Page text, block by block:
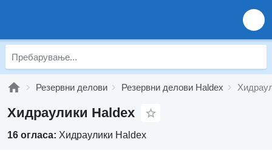
Резервни делови Резервни делови Haldex
Хидраулики Haldex
16 огласа: Хидраулики Haldex